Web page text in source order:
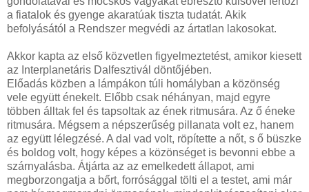
a fiatalok és gyenge akaratúak tiszta tudatát. Akik
befolyásától a Rendszer megvédi az ártatlan lakosokat.
Akkor kapta az első közvetlen figyelmeztetést, amikor kiesett
az Interplanetáris Dalfesztivál döntőjében.
Előadás közben a lámpákon túli homályban a közönség
vele együtt énekelt. Előbb csak néhányan, majd egyre
többen álltak fel és tapsoltak az ének ritmusára. Az ő éneke
ritmusára. Mégsem a népszerűség pillanata volt ez, hanem
az együtt lélegzésé. A dal vad volt, röpítette a nőt, s ő büszke
és boldog volt, hogy képes a közönséget is bevonni ebbe a
szárnyalásba. Átjárta az az emelkedett állapot, ami
megborzongatja a bőrt, forrósággal tölti el a testet, ami már